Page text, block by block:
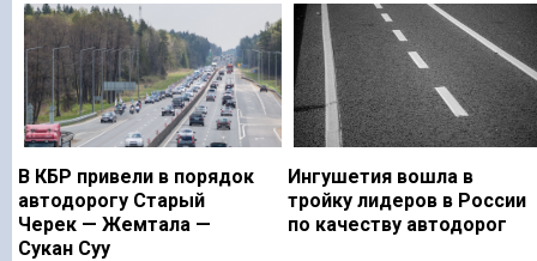
В КБР привели в порядок
автодорогу Старый
Черек — Жемтала —
Сукан Суу
Ингушетия вошла в
тройку лидеров в России
по качеству автодорог